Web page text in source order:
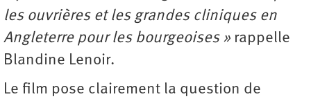
les ouvrières et les grandes cliniques en
Angleterre pour les bourgeoises » rappelle
Blandine Lenoir.
Le film pose clairement la question de